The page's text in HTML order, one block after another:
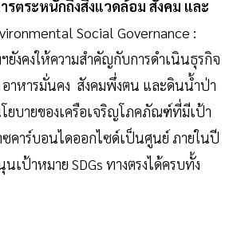
ตระหนักถึงสิ่งแวดล้อม สังคม และ
Social Governance :
ยังคงให้ความสำคัญกับการดำเนินธุรกิจ
อาหารมั่นคง สังคมพึ่งตน และดินน้ำป่า
บายของเครือเจริญโภคภัณฑ์ที่มีเป้า
คาร์บอนไดออกไซด์เป็นศูนย์ ภายในปี
ป้าหมาย SDGs ทางตรงได้ครบทั้ง